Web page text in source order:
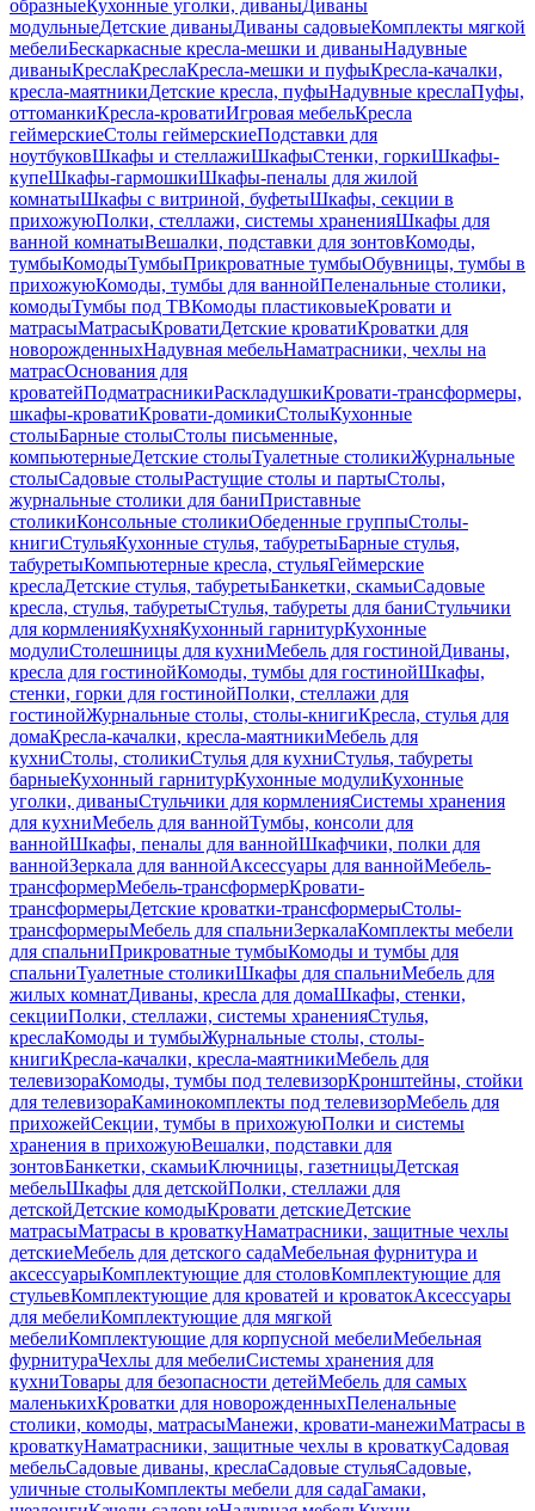
образныеКухонные уголки, диваныДиваны
модульныеДетские диваныДиваны садовыеКомплекты мягкой
мебелиБескаркасные кресла-мешки и диваныНадувные
диваныКреслаКреслаКресла-мешки и пуфыКресла-качалки,
кресла-маятникиДетские кресла, пуфыНадувные креслаПуфы,
оттоманкиКресла-кроватиИгровая мебельКресла
геймерскиеСтолы геймерскиеПодставки для
ноутбуковШкафы и стеллажиШкафыСтенки, горкиШкафы-
купеШкафы-гармошкиШкафы-пеналы для жилой
комнатыШкафы с витриной, буфетыШкафы, секции в
прихожуюПолки, стеллажи, системы храненияШкафы для
ванной комнатыВешалки, подставки для зонтовКомоды,
тумбыКомодыТумбыПрикроватные тумбыОбувницы, тумбы в
прихожуюКомоды, тумбы для ваннойПеленальные столики,
комодыТумбы под ТВКомоды пластиковыеКровати и
матрасыМатрасыКроватиДетские кроватиКроватки для
новорожденныхНадувная мебельНаматрасники, чехлы на
матрасОснования для
кроватейПодматрасникиРаскладушкиКровати-трансформеры,
шкафы-кроватиКровати-домикиСтолыКухонные
столыБарные столыСтолы письменные,
компьютерныеДетские столыТуалетные столикиЖурнальные
столыСадовые столыРастущие столы и партыСтолы,
журнальные столики для баниПриставные
столикиКонсольные столикиОбеденные группыСтолы-
книгиСтульяКухонные стулья, табуретыБарные стулья,
табуретыКомпьютерные кресла, стульяГеймерские
креслаДетские стулья, табуретыБанкетки, скамьиСадовые
кресла, стулья, табуретыСтулья, табуреты для баниСтульчики
для кормленияКухняКухонный гарнитурКухонные
модулиСтолешницы для кухниМебель для гостинойДиваны,
кресла для гостинойКомоды, тумбы для гостинойШкафы,
стенки, горки для гостинойПолки, стеллажи для
гостинойЖурнальные столы, столы-книгиКресла, стулья для
домаКресла-качалки, кресла-маятникиМебель для
кухниСтолы, столикиСтулья для кухниСтулья, табуреты
барныеКухонный гарнитурКухонные модулиКухонные
уголки, диваныСтульчики для кормленияСистемы хранения
для кухниМебель для ваннойТумбы, консоли для
ваннойШкафы, пеналы для ваннойШкафчики, полки для
ваннойЗеркала для ваннойАксессуары для ваннойМебель-
трансформерМебель-трансформерКровати-
трансформерыДетские кроватки-трансформерыСтолы-
трансформерыМебель для спальниЗеркалаКомплекты мебели
для спальниПрикроватные тумбыКомоды и тумбы для
спальниТуалетные столикиШкафы для спальниМебель для
жилых комнатДиваны, кресла для домаШкафы, стенки,
секцииПолки, стеллажи, системы храненияСтулья,
креслаКомоды и тумбыЖурнальные столы, столы-
книгиКресла-качалки, кресла-маятникиМебель для
телевизораКомоды, тумбы под телевизорКронштейны, стойки
для телевизораКаминокомплекты под телевизорМебель для
прихожейСекции, тумбы в прихожуюПолки и системы
хранения в прихожуюВешалки, подставки для
зонтовБанкетки, скамьиКлючницы, газетницыДетская
мебельШкафы для детскойПолки, стеллажи для
детскойДетские комодыКровати детскиеДетские
матрасыМатрасы в кроваткуНаматрасники, защитные чехлы
детскиеМебель для детского садаМебельная фурнитура и
аксессуарыКомплектующие для столовКомплектующие для
стульевКомплектующие для кроватей и кроватокАксессуары
для мебелиКомплектующие для мягкой
мебелиКомплектующие для корпусной мебелиМебельная
фурнитураЧехлы для мебелиСистемы хранения для
кухниТовары для безопасности детейМебель для самых
маленькихКроватки для новорожденныхПеленальные
столики, комоды, матрасыМанежи, кровати-манежиМатрасы в
кроваткуНаматрасники, защитные чехлы в кроваткуСадовая
мебельСадовые диваны, креслаСадовые стульяСадовые,
уличные столыКомплекты мебели для садаГамаки,